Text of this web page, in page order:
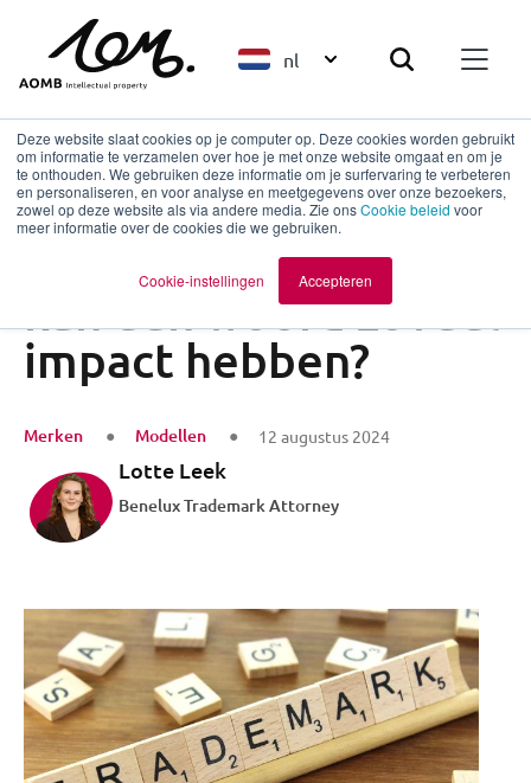
Deze website slaat cookies op je computer op. Deze cookies worden gebruikt
om informatie te verzamelen over hoe je met onze website omgaat en om je
te onthouden. We gebruiken deze informatie om je surfervaring te verbeteren
en personaliseren, en voor analyse en meetgegevens over onze bezoekers,
zowel op deze website als via andere media. Zie onsCookie beleid voor
meer informatie over de cookies die we gebruiken.
Cookie-instellingen Accepteren
nl
Terug naar overzicht
Bunq vs. easyJet: Hoe
kan één woord zoveel
impact hebben?
Merken Modellen 12 augustus 2024
Lotte Leek
Benelux Trademark Attorney